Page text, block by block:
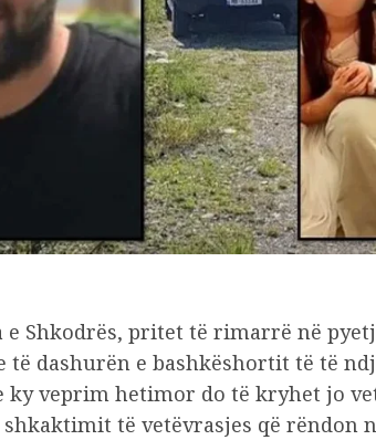
Shkodrës, pritet të rimarrë në
të dashurën e bashkëshortit të të
ky veprim hetimor do të kryhet jo
shkaktimit të vetëvrasjes që rëndon